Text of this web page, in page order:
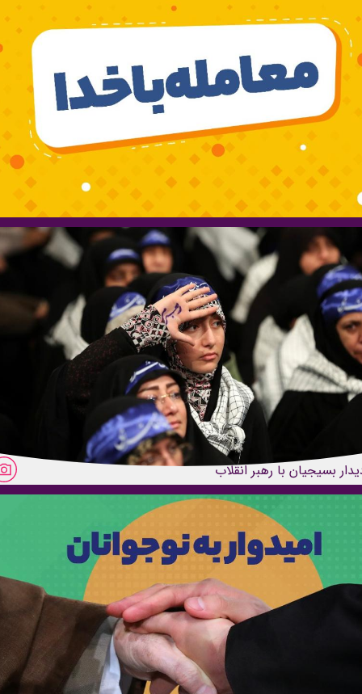
بسیجیان با رهبر انقلاب